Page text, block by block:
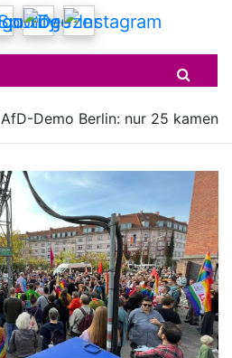
AfD-Demo Berlin: nur 25 kamen